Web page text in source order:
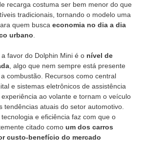
recarga costuma ser bem menor do que
tradicionais, tornando o modelo uma
quem busca economia no dia a dia
urbano
favor do Dolphin Mini é o nível de
, algo que nem sempre está presente
combustão. Recursos como central
e sistemas eletrônicos de assistência
ao volante e tornam o veículo
tendências atuais do setor automotivo.
e eficiência faz com que o
citado como um dos carros
custo-benefício do mercado